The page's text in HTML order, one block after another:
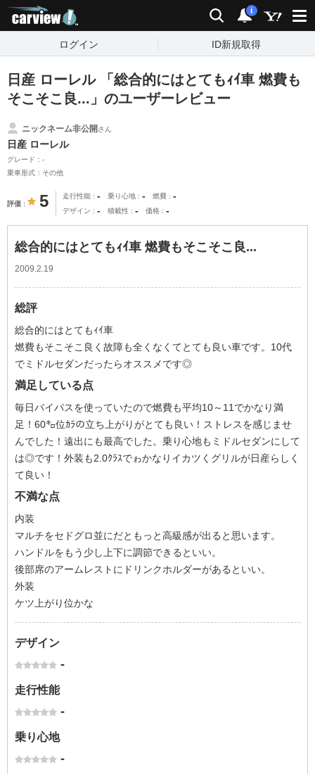
検索 通知
i
ログイン ID新規取得
日産 ローレル 「総合的にはとてもｨｲ車 燃費も
そこそこ良...」のユーザーレビュー
ニックネーム非公開さん
日産 ローレル
グレード：-
乗車形式：その他
評価 5 走行性能 - 乗り心地 - 燃費 -
デザイン - 積載性 - 価格 -
総合的にはとてもｨｲ車 燃費もそこそこ良...
2009.2.19
総評
総合的にはとてもｨｲ車
燃費もそこそこ良く故障も全くなくてとても良い車です。10代
でミドルセダンだったらオススメです◎
満足している点
毎日バイパスを使っていたので燃費も平均10～11でかなり満
足！60㌔位ｶﾗの立ち上がりがとても良い！ストレスを感じませ
んでした！遠出にも最高でした。乗り心地もミドルセダンにして
は◎です！外装も2.0ｸﾗｽでゎかなりイカツくグリルが日産らしく
て良い！
不満な点
内装
マルチをセドグロ並にだともっと高級感が出ると思います。
ハンドルをもう少し上下に調節できるといい。
後部席のアームレストにドリンクホルダーがあるといい。
外装
ケツ上がり位かな
デザイン
-
走行性能
-
乗り心地
-